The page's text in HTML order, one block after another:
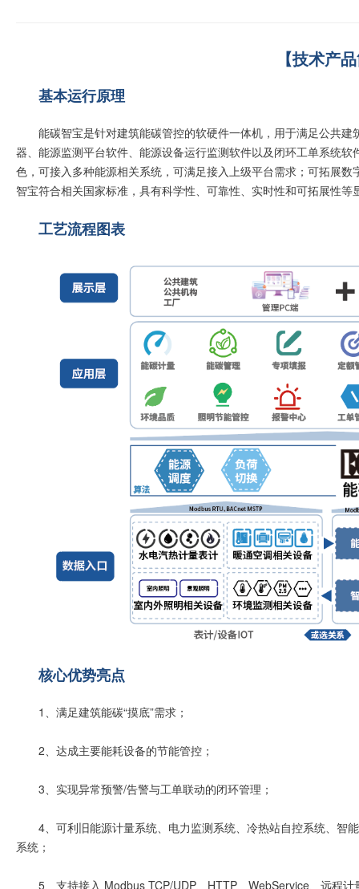
【技术产
基本运行原理
能碳智宝是针对建筑能碳管控的软硬件一体机，用于满足公共
器、能源监测平台软件、能源设备运行监测软件以及闭环工单系统
色，可接入多种能源相关系统，可满足接入上级平台需求；可拓展
智宝符合相关国家标准，具有科学性、可靠性、实时性和可拓展性等
工艺流程图表
核心优势亮点
1、满足建筑能碳“摸底”需求；
2、达成主要能耗设备的节能管控；
3、实现异常预警/告警与工单联动的闭环管理；
4、可利旧能源计量系统、电力监测系统、冷热站自控系统、智
系统；
5、支持接入 Modbus TCP/UDP、HTTP、WebService、远程计